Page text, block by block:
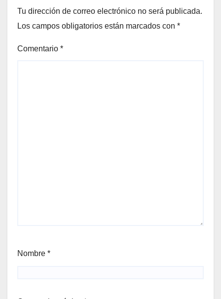
Tu dirección de correo electrónico no será publicada.
Los campos obligatorios están marcados con *
Comentario *
Nombre *